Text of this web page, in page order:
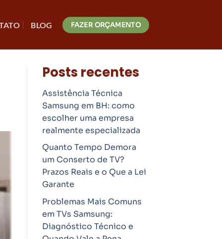
BLOG FAZER ORÇAMENTO
Posts recentes
Assistência Técnica
Samsung em BH: como
escolher uma empresa
realmente especializada
Quanto Tempo Demora
um Conserto de TV?
Prazos Reais e o Que a Lei
Garante
Problemas Mais Comuns
em TVs Samsung:
Diagnóstico Técnico e